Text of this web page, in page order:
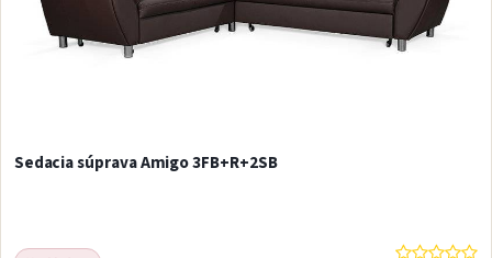
Sedacia súprava Amigo 3FB+R+2SB